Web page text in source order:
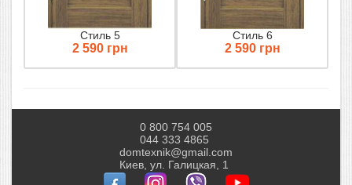
Стиль 5
2 590 грн
Стиль 6
2 590 грн
0 800 754 005
044 333 4865
domtexnik@gmail.com
Киев, ул. Галицкая, 1